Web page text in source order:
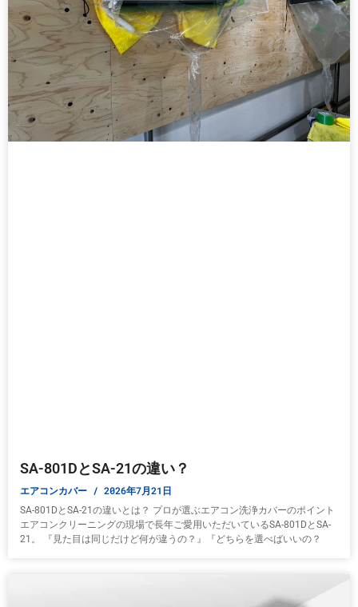
SA-801DとSA-21の違い？
エアコンカバー 2026年7月21日
SA-801DとSA-21の違いとは？ プロが選ぶエアコン洗浄カバーのポイント
エアコンクリーニングの現場で長年ご愛用いただいているSA-801DとSA-
21。 『見た目は同じだけど何が違うの？』『どちらを選べばいいの？